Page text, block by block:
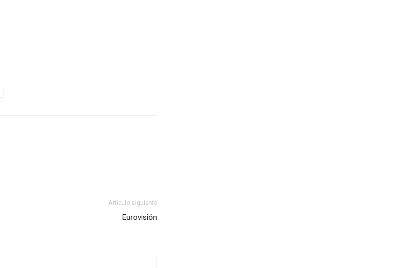
Artículo siguiente
Eurovisión